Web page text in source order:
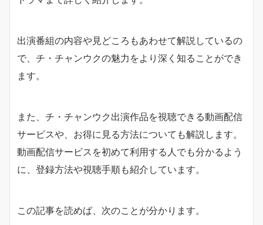
出演番組の内容や見どころもあわせて解説しているの
で、チ・チャンウクの魅力をより深く知ることができ
ます。
また、チ・チャンウク出演作品を視聴できる動画配信
サービスや、お得に見る方法についても解説します。
動画配信サービスを初めて利用する人でも分かるよう
に、登録方法や視聴手順も紹介しています。
この記事を読めば、次のことが分かります。